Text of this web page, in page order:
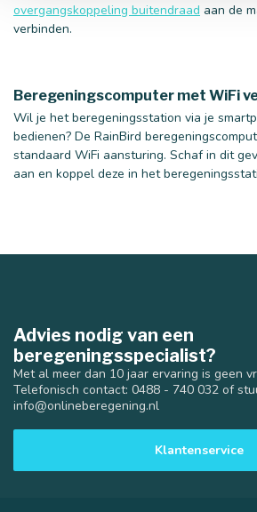
overgangskoppeling buitendraad aan de
verbinden.
Beregeningscomputer met WiFi
Wil je het beregeningsstation via je
bedienen? De RainBird
standaard WiFi aansturing. Schaf in dit
aan en koppel deze in het
Advies nodig van een
beregeningsspecialist?
Met al meer dan 10 jaar ervaring is geen
Telefonisch contact: 0488 - 740 032 of
info@onlineberegening.nl
Klantenservice